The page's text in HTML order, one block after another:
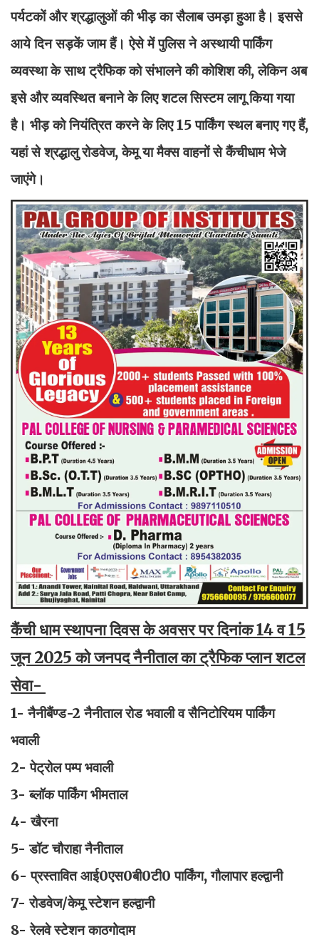
पर्यटकों और श्रद्धालुओं की भीड़ का सैलाब उमड़ा हुआ है। इससे
आये दिन सड़कें जाम हैं। ऐसे में पुलिस ने अस्थायी पार्किंग
व्यवस्था के साथ ट्रैफिक को संभालने की कोशिश की, लेकिन अब
इसे और व्यवस्थित बनाने के लिए शटल सिस्टम लागू किया गया
है। भीड़ को नियंत्रित करने के लिए 15 पार्किंग स्थल बनाए गए हैं,
यहां से श्रद्धालु रोडवेज, केमू या मैक्स वाहनों से कैंचीधाम भेजे
जाएंगे।
कैंची धाम स्थापना दिवस के अवसर पर दिनांक 14 व 15
जून 2025 को जनपद नैनीताल का ट्रैफिक प्लान शटल
सेवा-
1- नैनीबैंण्ड-2 नैनीताल रोड भवाली व सैनिटोरियम पार्किंग
भवाली
2- पेट्रोल पम्प भवाली
3- ब्लॉक पार्किंग भीमताल
4- खैरना
5- डॉट चौराहा नैनीताल
6- प्रस्तावित आई0एस0बी0टी0 पार्किंग, गौलापार हल्द्वानी
7- रोडवेज/केमू स्टेशन हल्द्वानी
8- रेलवे स्टेशन काठगोदाम